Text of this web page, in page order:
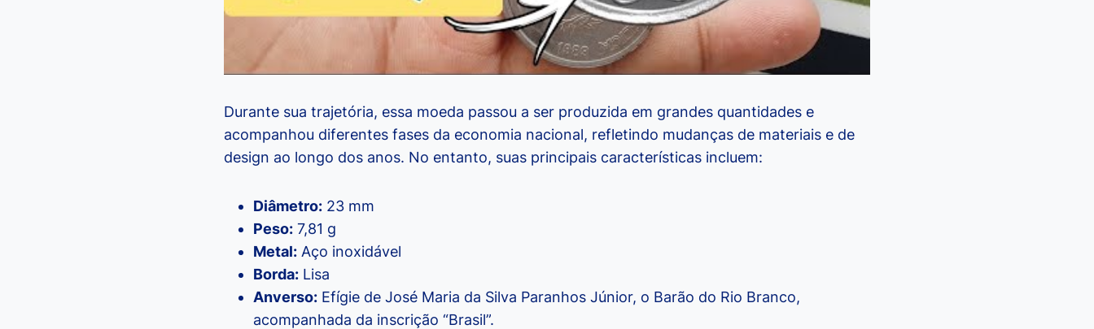
Durante sua trajetória, essa moeda passou a ser produzida em grandes quantidades e
acompanhou diferentes fases da economia nacional, refletindo mudanças de materiais e de
design ao longo dos anos. No entanto, suas principais características incluem:
Diâmetro: 23 mm
Peso: 7,81 g
Metal: Aço inoxidável
Borda: Lisa
Anverso: Efígie de José Maria da Silva Paranhos Júnior, o Barão do Rio Branco,
acompanhada da inscrição “Brasil”.